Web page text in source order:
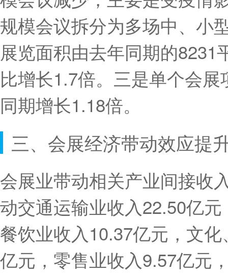
规模会议拆分为多场中、小
展览面积由去年同期的8231
比增长1.7倍。三是单个会
同期增长1.18倍。
三、会展经济带动效应提
会展业带动相关产业间接收
动交通运输业收入22.50亿
餐饮业收入10.37亿元，文
亿元，零售业收入9.57亿元